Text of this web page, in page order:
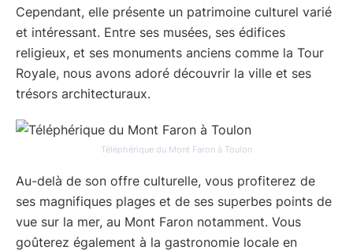
Cependant, elle présente un patrimoine culturel varié
et intéressant. Entre ses musées, ses édifices
religieux, et ses monuments anciens comme la Tour
Royale, nous avons adoré découvrir la ville et ses
trésors architecturaux.
Téléphérique du Mont Faron à Toulon
Au-delà de son offre culturelle, vous profiterez de
ses magnifiques plages et de ses superbes points de
vue sur la mer, au Mont Faron notamment. Vous
goûterez également à la gastronomie locale en